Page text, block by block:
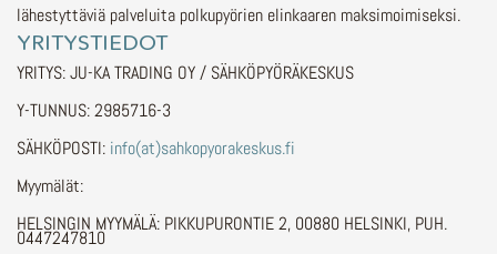
lähestyttäviä palveluita polkupyörien elinkaaren maksimoimiseksi.
YRITYSTIEDOT
YRITYS: JU-KA TRADING OY / SÄHKÖPYÖRÄKESKUS
Y-TUNNUS: 2985716-3
SÄHKÖPOSTI: info(at)sahkopyorakeskus.fi
Myymälät:
HELSINGIN MYYMÄLÄ: PIKKUPURONTIE 2, 00880 HELSINKI, PUH.
0447247810